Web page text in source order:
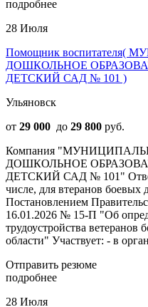
подробнее
28 Июля
Помощник
ДОШКОЛЬНОЕ
ДЕТСКИЙ САД № 101 )
Ульяновск
от 29 000 до 29 800 руб.
Компания
ДОШКОЛЬНОЕ
ДЕТСКИЙ САД № 101"
числе, для втеранов боевых
Постановлением
16.01.2026 № 15-П "Об
трудоустройства ветеранов
области" Участвует: - в
Отправить резюме
подробнее
28 Июля